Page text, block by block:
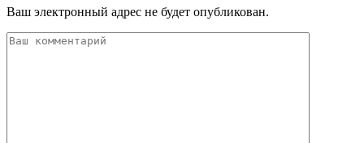
Ваш электронный адрес не будет опубликован.